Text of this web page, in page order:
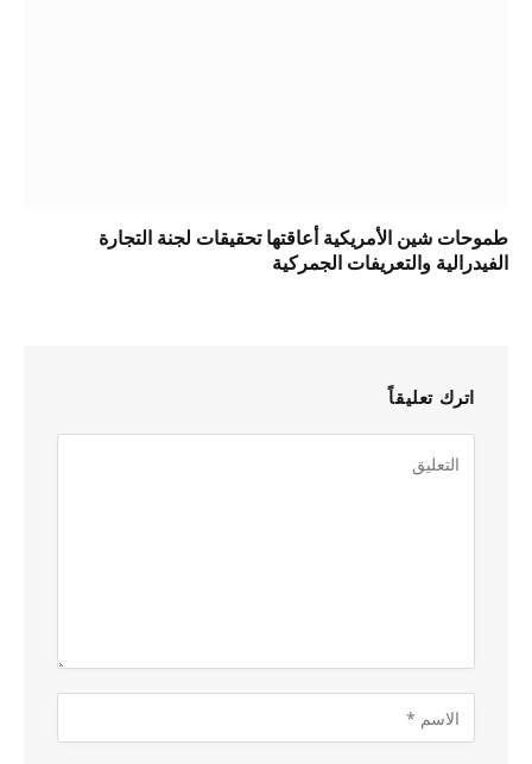
طموحات شين الأمريكية أعاقتها تحقيقات لجنة التجارة
الفيدرالية والتعريفات الجمركية
اترك تعليقاً